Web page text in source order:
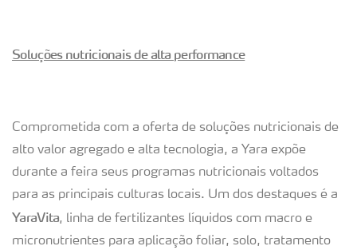
Soluções nutricionais de alta performance
Comprometida com a oferta de soluções nutricionais de
alto valor agregado e alta tecnologia, a Yara expõe
durante a feira seus programas nutricionais voltados
para as principais culturas locais. Um dos destaques é a
YaraVita, linha de fertilizantes líquidos com macro e
micronutrientes para aplicação foliar, solo, tratamento